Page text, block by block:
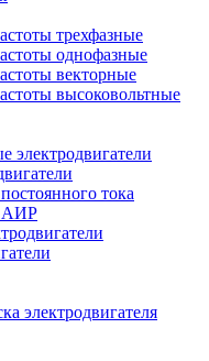
трехфазные
однофазные
векторные
высоковольтные
тока
АИР
электродвигателя